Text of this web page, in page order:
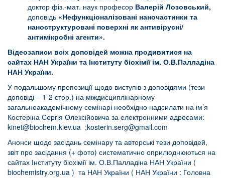
доктор фіз.-мат. наук професор Валерій Лозовський,
доповідь «Нефункціоналізовані наночастинки та
наноструктуровані поверхні як антивірусні/
антимікробні агенти».
Відеозаписи всіх доповідей можна продивитися на
сайтах НАН України та Інституту біохімії ім. О.В.Палладіна
НАН України.
У подальшому пропозиції щодо виступів з доповідями (тези
доповіді – 1-2 стор.) на міждисциплінарному
загальноакадемічному семінарі необхідно надсилати на ім’я
Костеріна Сергія Олексійовича за електронними адресами:
kinet@biochem.kiev.ua ;kosterin.serg@gmail.com
Анонси щодо засідань семінару та авторські тези доповідей,
звіт про засідання (+ фото) систематично оприлюднюються на
сайтах Інституту біохімії ім. О.В.Палладіна НАН України (
biochemistry.org.ua ) та НАН України ( НАН України : Головна